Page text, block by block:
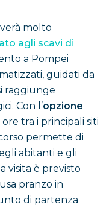
molto
agli scavi di
a Pompei
guidati da
raggiunge
Con l’opzione
tra i principali siti
permette di
abitanti e gli
visita è previsto
pranzo in
di partenza